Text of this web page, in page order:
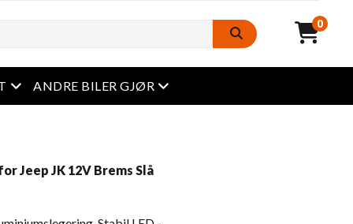
0
Åpen meny
ANDRE BILER GJØR Åpen meny
Jeep JK 12V Brems Slå